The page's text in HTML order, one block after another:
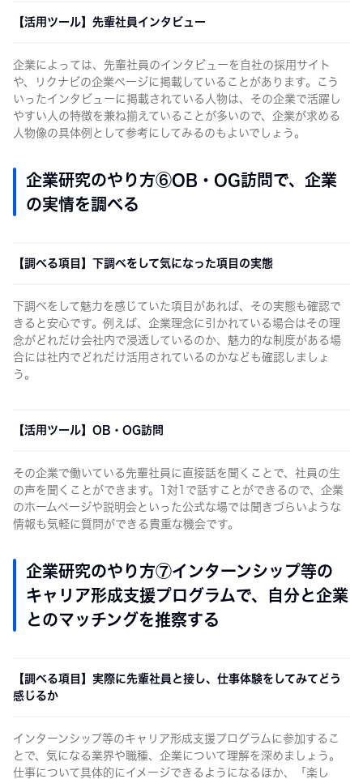
【活用ツール】先輩社員インタビュー
企業によっては、先輩社員のインタビューを自社の採用サイト
や、リクナビの企業ページに掲載していることがあります。こう
いったインタビューに掲載されている人物は、その企業で活躍し
やすい人の特徴を兼ね揃えていることが多いので、企業が求める
人物像の具体例として参考にしてみるのもよいでしょう。
企業研究のやり方⑥OB・OG訪問で、企業
の実情を調べる
【調べる項目】下調べをして気になった項目の実態
下調べをして魅力を感じていた項目があれば、その実態も確認で
きると安心です。例えば、企業理念に引かれている場合はその理
念がどれだけ会社内で浸透しているのか、魅力的な制度がある場
合には社内でどれだけ活用されているのかなども確認しましょ
う。
【活用ツール】OB・OG訪問
その企業で働いている先輩社員に直接話を聞くことで、社員の生
の声を聞くことができます。1対1で話すことができるので、企業
のホームページや説明会といった公式な場では聞きづらいような
情報も気軽に質問ができる貴重な機会です。
企業研究のやり方⑦インターンシップ等の
キャリア形成支援プログラムで、自分と企業
とのマッチングを推察する
【調べる項目】実際に先輩社員と接し、仕事体験をしてみてどう
感じるか
インターンシップ等のキャリア形成支援プログラムに参加するこ
とで、気になる業界や職種、企業について理解を深めましょう。
仕事について具体的にイメージできるようになるほか、「楽し